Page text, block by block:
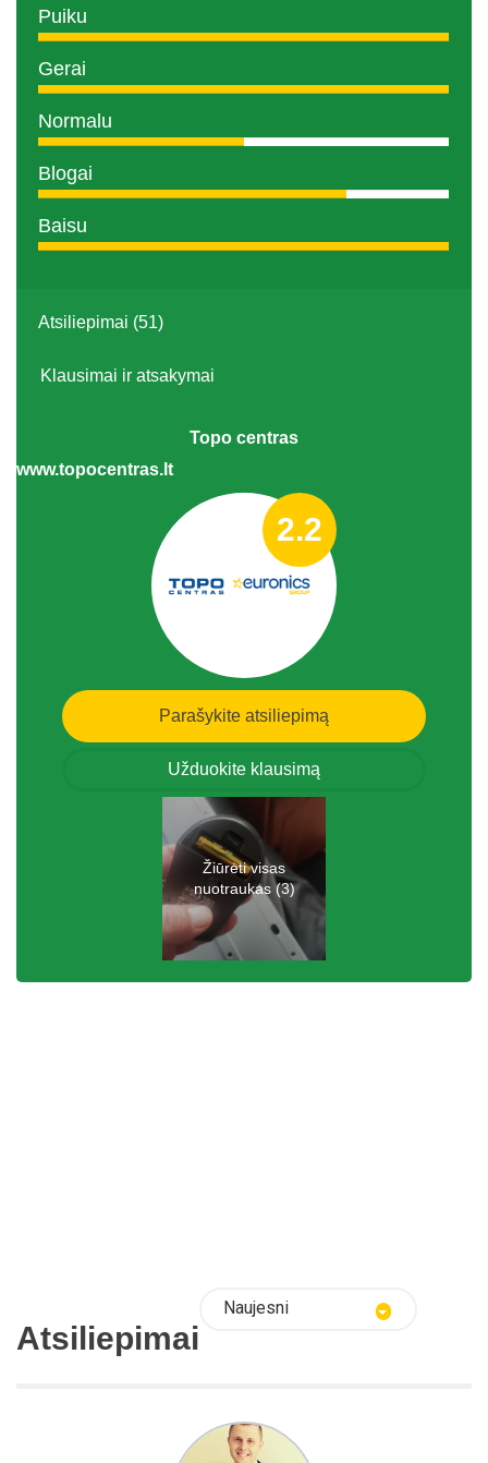
Puiku
Gerai
Normalu
Blogai
Baisu
Atsiliepimai (51)
Klausimai ir atsakymai
Topo centras
www.topocentras.lt
2.2
Parašykite atsiliepimą
Užduokite klausimą
Žiūrėti visas
nuotraukas (3)
Atsiliepimai
Naujesni